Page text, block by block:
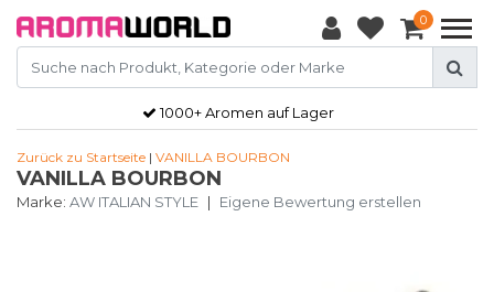
0
1000+ Aromen auf Lager
Zurück zu Startseite | VANILLA BOURBON
VANILLA BOURBON
Marke: AW ITALIAN STYLE | Eigene Bewertung erstellen